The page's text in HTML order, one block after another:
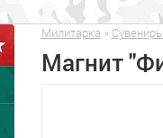
Милитарка »
Магнит